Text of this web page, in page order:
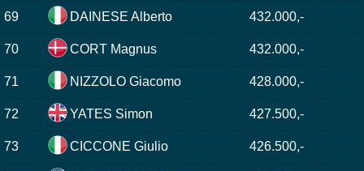
69 DAINESE Alberto 432.000,-
70 CORT Magnus 432.000,-
71 NIZZOLO Giacomo 428.000,-
72 YATES Simon 427.500,-
73 CICCONE Giulio 426.500,-